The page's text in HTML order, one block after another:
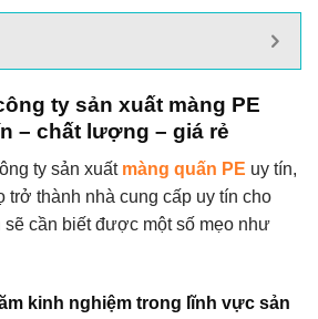
ty sản xuất màng PE
– chất lượng – giá rẻ
ty sản xuất màng quấn PE uy tín,
trở thành nhà cung cấp uy tín cho
sẽ cần biết được một số mẹo như
kinh nghiệm trong lĩnh vực sản